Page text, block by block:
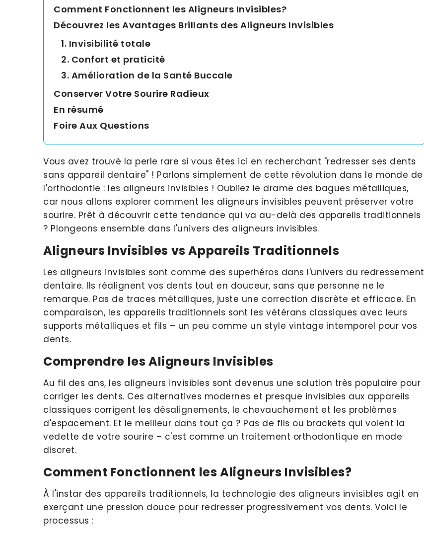
Comment Fonctionnent les Aligneurs Invisibles?
Découvrez les Avantages Brillants des Aligneurs Invisibles
1. Invisibilité totale
2. Confort et praticité
3. Amélioration de la Santé Buccale
Conserver Votre Sourire Radieux
En résumé
Foire Aux Questions
Vous avez trouvé la perle rare si vous êtes ici en recherchant "redresser ses dents
sans appareil dentaire" ! Parlons simplement de cette révolution dans le monde de
l'orthodontie : les aligneurs invisibles ! Oubliez le drame des bagues métalliques,
car nous allons explorer comment les aligneurs invisibles peuvent préserver votre
sourire. Prêt à découvrir cette tendance qui va au-delà des appareils traditionnels
? Plongeons ensemble dans l'univers des aligneurs invisibles.
Aligneurs Invisibles vs Appareils Traditionnels
Les aligneurs invisibles sont comme des superhéros dans l'univers du redressement
dentaire. Ils réalignent vos dents tout en douceur, sans que personne ne le
remarque. Pas de traces métalliques, juste une correction discrète et efficace. En
comparaison, les appareils traditionnels sont les vétérans classiques avec leurs
supports métalliques et fils – un peu comme un style vintage intemporel pour vos
dents.
Comprendre les Aligneurs Invisibles
Au fil des ans, les aligneurs invisibles sont devenus une solution très populaire pour
corriger les dents. Ces alternatives modernes et presque invisibles aux appareils
classiques corrigent les désalignements, le chevauchement et les problèmes
d'espacement. Et le meilleur dans tout ça ? Pas de fils ou brackets qui volent la
vedette de votre sourire – c'est comme un traitement orthodontique en mode
discret.
Comment Fonctionnent les Aligneurs Invisibles?
À l'instar des appareils traditionnels, la technologie des aligneurs invisibles agit en
exerçant une pression douce pour redresser progressivement vos dents. Voici le
processus :